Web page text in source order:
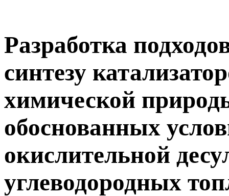
Разработка
синтезу
химической
обоснованных
окислительной
углеводородных